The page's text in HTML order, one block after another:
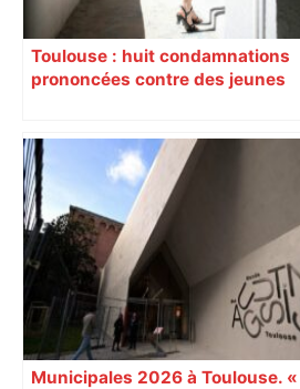
Toulouse : huit condamnations
prononcées contre des jeunes
Municipales 2026 à Toulouse.